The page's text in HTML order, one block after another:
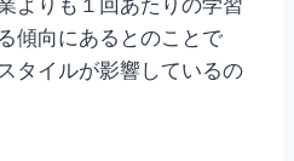
よりも１回あたりの学習
傾向にあるとのことで
タイルが影響しているの